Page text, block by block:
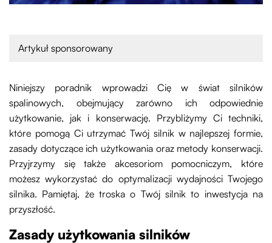
Artykuł sponsorowany
Niniejszy poradnik wprowadzi Cię w świat silników
spalinowych, obejmujący zarówno ich odpowiednie
użytkowanie, jak i konserwację. Przybliżymy Ci techniki,
które pomogą Ci utrzymać Twój silnik w najlepszej formie,
zasady dotyczące ich użytkowania oraz metody konserwacji.
Przyjrzymy się także akcesoriom pomocniczym, które
możesz wykorzystać do optymalizacji wydajności Twojego
silnika. Pamiętaj, że troska o Twój silnik to inwestycja na
przyszłość.
Zasady użytkowania silników